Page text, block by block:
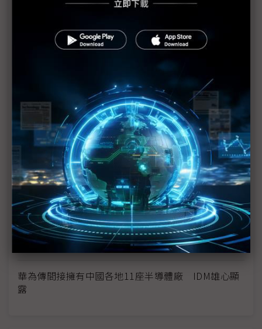
華為昇騰384超節點以一切換算力 已部署中國3省資
2025年黃仁勳的忌憚 華為成潛在頭號對手
評析：中國「大船掉頭」 美禁令激起新一波自研浪
潮
美箝制下的提速 華為自研AI晶片競爭力推進難遏
華為自研HarmonyOS NB 挑戰微軟、蘋果主導地位
華為擴張本土版圖 昇騰910系列中國全年銷量估逾
70萬顆
哈勃再出手投資 華為布局機器人產業鏈
華為傳間接擁有中國各地11座半導體廠 IDM雄心顯
露